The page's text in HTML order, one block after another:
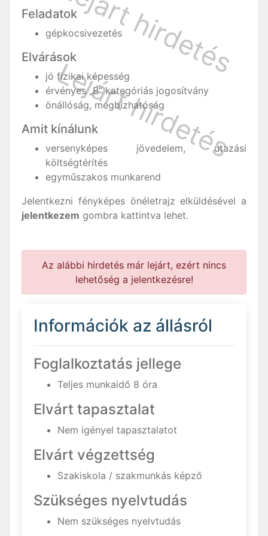
Feladatok
gépkocsivezetés
Elvárások
jó fizikai képesség
érvényes „B” kategóriás jogosítvány
önállóság, megbízhatóság
Amit kínálunk
versenyképes jövedelem, utazási
költségtérítés
egyműszakos munkarend
Jelentkezni fényképes önéletrajz elküldésével a
jelentkezem gombra kattintva lehet.
Az alábbi hirdetés már lejárt, ezért nincs
lehetőség a jelentkezésre!
Információk az állásról
Foglalkoztatás jellege
Teljes munkaidő 8 óra
Elvárt tapasztalat
Nem igényel tapasztalatot
Elvárt végzettség
Szakiskola / szakmunkás képző
Szükséges nyelvtudás
Nem szükséges nyelvtudás